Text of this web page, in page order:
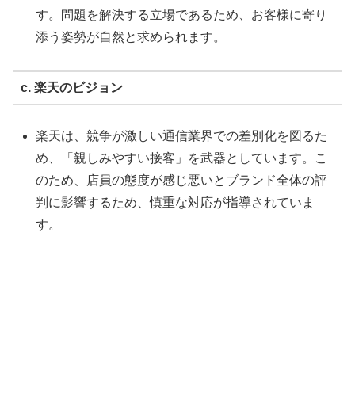
す。問題を解決する立場であるため、お客様に寄り
添う姿勢が自然と求められます。
c. 楽天のビジョン
楽天は、競争が激しい通信業界での差別化を図るた
め、「親しみやすい接客」を武器としています。こ
のため、店員の態度が感じ悪いとブランド全体の評
判に影響するため、慎重な対応が指導されていま
す。